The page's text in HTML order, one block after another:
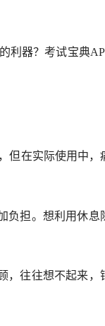
利器？考试宝典
但在实际使用中，
负担。想利用休息
，往往想不起来，